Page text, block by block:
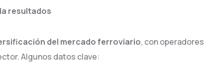
resultados
del mercado ferroviario, con operadores
Algunos datos clave: